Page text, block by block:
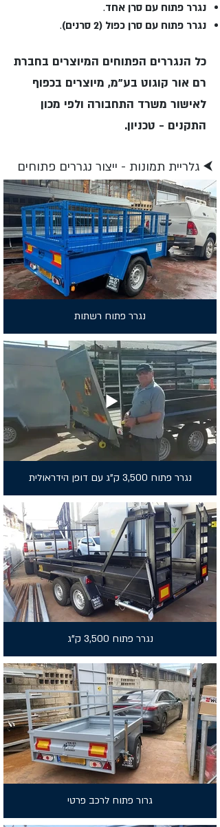
נגרר פתוח עם סרן אחד.
נגרר פתוח עם סרן כפול (2 סרנים)
.
כל הנגררים הפתוחים המיוצרים בחברת
רם אור קוגוט בע"מ, מיוצרים בכפוף
לאישור משרד התחבורה ולפי מכון
התקנים - טכניון.
⮜ גלריית תמונות - ייצור נגררים פתוחים
נגרר פתוח רשתות
נגרר פתוח 3,500 ק"ג עם דופן הידראולית
נגרר פתוח 3,500 ק"ג
גרור פתוח לרכב פרטי